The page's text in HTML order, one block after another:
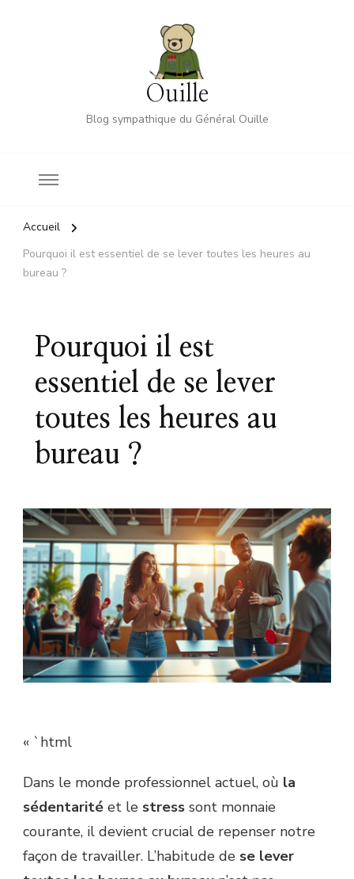
Ouille
Blog sympathique du Général Ouille
Accueil
Pourquoi il est essentiel de se lever toutes les heures au
bureau ?
Pourquoi il est
essentiel de se lever
toutes les heures au
bureau ?
« `html
Dans le monde professionnel actuel, où la
sédentarité et le stress sont monnaie
courante, il devient crucial de repenser notre
façon de travailler. L’habitude de se lever